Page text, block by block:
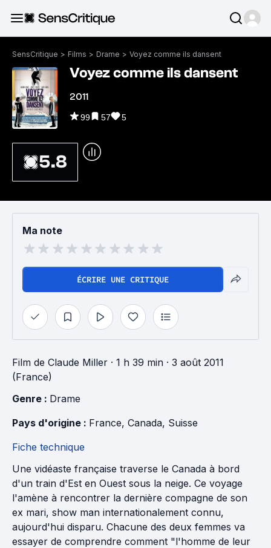
SensCritique > Films > Drame > Voyez comme ils dansent
Voyez comme ils dansent
2011
99 57 5
5.8
Ma note
ÉCRIRE UNE CRITIQUE
Film de Claude Miller · 1 h 39 min · 3 août 2011
(France)
Genre : Drame
Pays d'origine : France, Canada, Suisse
Fiche technique
Une vidéaste française traverse le Canada à bord
d'un train d'Est en Ouest sous la neige. Ce voyage
l'amène à rencontrer la dernière compagne de son
ex mari, show man internationalement connu,
aujourd'hui disparu. Chacune des deux femmes va
essayer de comprendre comment "l'homme de leur